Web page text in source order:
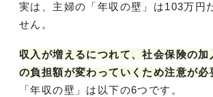
実は、主婦の「年収の壁」は103万円
せん。
収入が増えるにつれて、社会保険の加
の負担額が変わっていくため注意が必
「年収の壁」は以下の6つです。